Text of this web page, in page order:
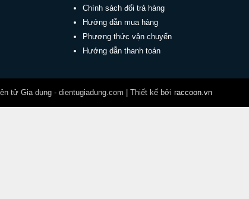
Chính sách đổi trả hàng
Hướng dẫn mua hàng
Phương thức vận chuyển
Hướng dẫn thanh toán
tử Gia dụng - dientugiadung.com | Thiết kế bởi raccoon.vn